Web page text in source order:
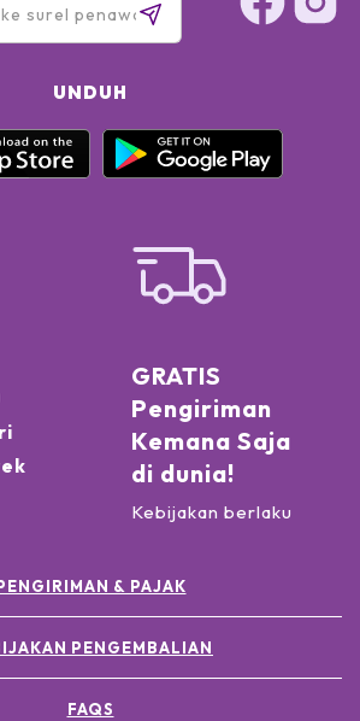
UNDUH
GRATIS
Pengiriman
Kemana Saja
di dunia!
Kebijakan berlaku
& PAJAK
PENGEMBALIAN
FAQS